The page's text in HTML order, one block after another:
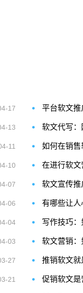
17
13 软文代写
11
10
07
06 有哪些让人
04
03
27
21